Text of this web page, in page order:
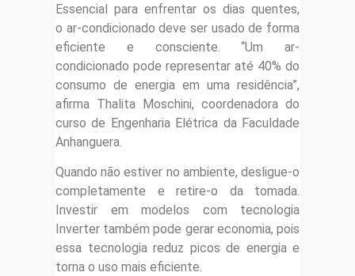
Essencial para enfrentar os dias quentes,
o ar-condicionado deve ser usado de forma
eficiente e consciente. “Um ar-
condicionado pode representar até 40% do
consumo de energia em uma residência”,
afirma Thalita Moschini, coordenadora do
curso de Engenharia Elétrica da Faculdade
Anhanguera.
Quando não estiver no ambiente, desligue-o
completamente e retire-o da tomada.
Investir em modelos com tecnologia
Inverter também pode gerar economia, pois
essa tecnologia reduz picos de energia e
torna o uso mais eficiente.